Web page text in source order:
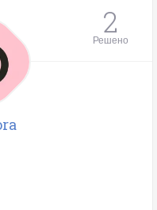
2
Решено